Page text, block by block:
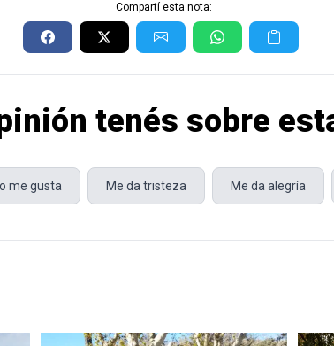
Compartí esta nota:
tenés sobre
me gusta Me da tristeza Me da alegría